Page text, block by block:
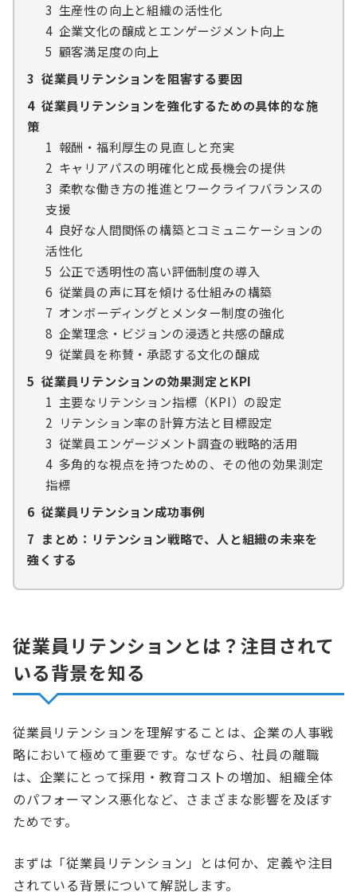
3 生産性の向上と組織の活性化
4 企業文化の醸成とエンゲージメント向上
5 顧客満足度の向上
3 従業員リテンションを阻害する要因
4 従業員リテンションを強化するための具体的な施
策
1 報酬・福利厚生の見直しと充実
2 キャリアパスの明確化と成長機会の提供
3 柔軟な働き方の推進とワークライフバランスの
支援
4 良好な人間関係の構築とコミュニケーションの
活性化
5 公正で透明性の高い評価制度の導入
6 従業員の声に耳を傾ける仕組みの構築
7 オンボーディングとメンター制度の強化
8 企業理念・ビジョンの浸透と共感の醸成
9 従業員を称賛・承認する文化の醸成
5 従業員リテンションの効果測定とKPI
1 主要なリテンション指標（KPI）の設定
2 リテンション率の計算方法と目標設定
3 従業員エンゲージメント調査の戦略的活用
4 多角的な視点を持つための、その他の効果測定
指標
6 従業員リテンション成功事例
7 まとめ：リテンション戦略で、人と組織の未来を
強くする
従業員リテンションとは？注目されて
いる背景を知る
従業員リテンションを理解することは、企業の人事戦
略において極めて重要です。なぜなら、社員の離職
は、企業にとって採用・教育コストの増加、組織全体
のパフォーマンス悪化など、さまざまな影響を及ぼす
ためです。
まずは「従業員リテンション」とは何か、定義や注目
されている背景について解説します。